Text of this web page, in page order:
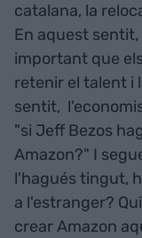
catalana, la
En aquest
important que
retenir el talent i
sentit,
"si Jeff Bezos
Amazon?" I
l'hagués tingut,
a l'estranger?
crear Amazon